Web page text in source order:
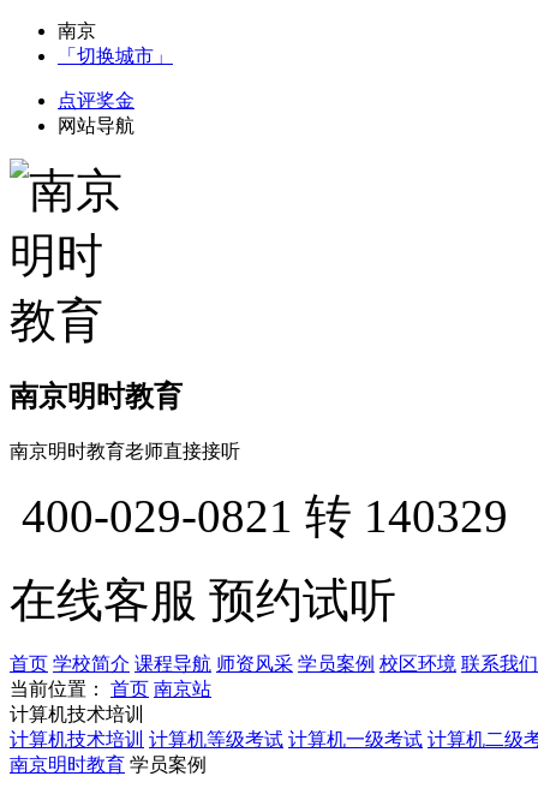
南京
「切换城市」
点评奖金
网站导航
南京明时教育
南京明时教育老师直接接听
400-029-0821 转 140329
在线客服 预约试听
首页 学校简介 课程导航 师资风采 学员案例 校区环境 联系我们
当前位置：
首页 南京站
计算机技术培训
计算机技术培训 计算机等级考试 计算机一级考试 计算机二级
南京明时教育 学员案例